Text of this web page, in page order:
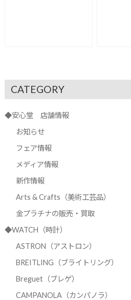
CATEGORY
◆安心堂 店舗情報
お知らせ
フェア情報
メディア情報
新作情報
Arts & Crafts（美術工芸品）
金プラチナの販売・買取
◆WATCH（時計）
ASTRON（アストロン）
BREITLING（ブライトリング）
Breguet（ブレゲ）
CAMPANOLA（カンパノラ）